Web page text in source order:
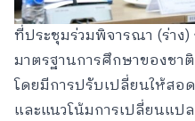
ที่ประชุมร่วมพิจารณา (ร่า
มาตรฐานการศึกษาของชาติ
โดยมีการปรับเปลี่ยนให้ส
และแนวโน้มการเปลี่ยนแป